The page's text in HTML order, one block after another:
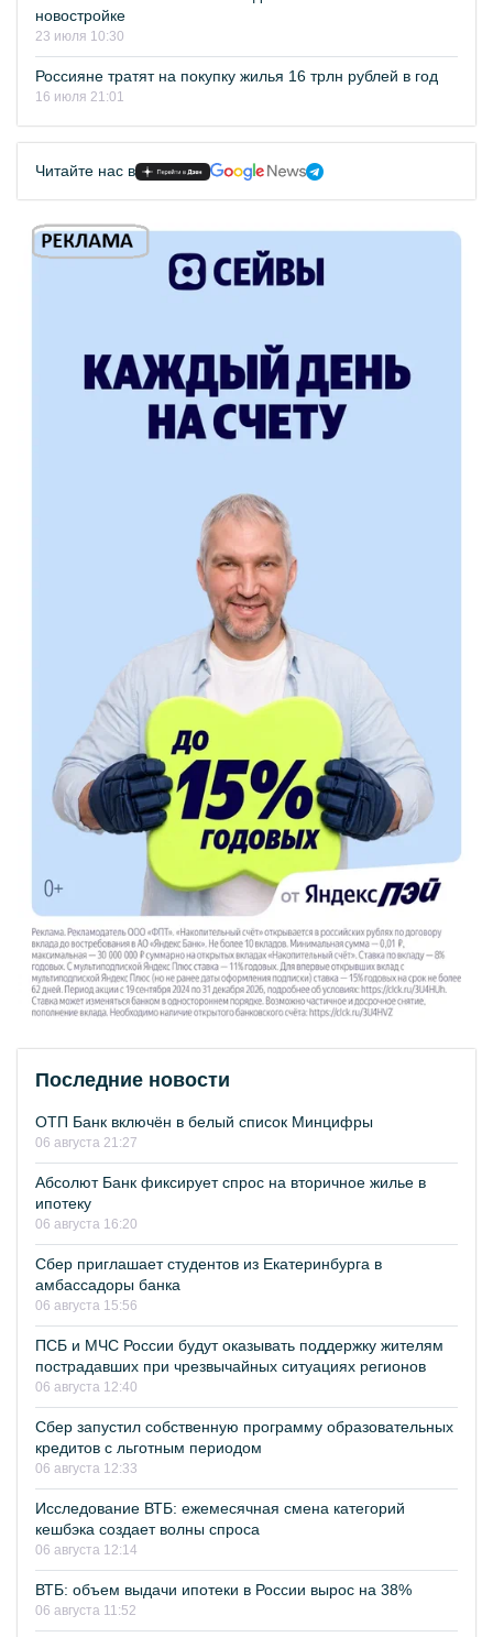
новостройке
23 июля 10:30
Россияне тратят на покупку жилья 16 трлн рублей в год
16 июля 21:01
Читайте нас в
Последние новости
ОТП Банк включён в белый список Минцифры
06 августа 21:27
Абсолют Банк фиксирует спрос на вторичное жилье в
ипотеку
06 августа 16:20
Сбер приглашает студентов из Екатеринбурга в
амбассадоры банка
06 августа 15:56
ПСБ и МЧС России будут оказывать поддержку жителям
пострадавших при чрезвычайных ситуациях регионов
06 августа 12:40
Сбер запустил собственную программу образовательных
кредитов с льготным периодом
06 августа 12:33
Исследование ВТБ: ежемесячная смена категорий
кешбэка создает волны спроса
06 августа 12:14
ВТБ: объем выдачи ипотеки в России вырос на 38%
06 августа 11:52